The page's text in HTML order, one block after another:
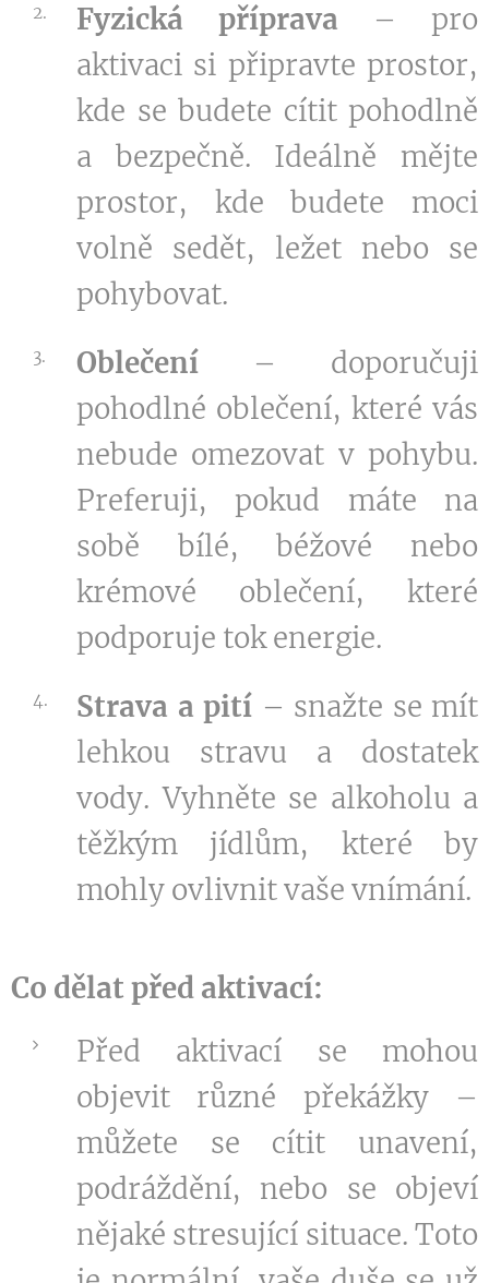
Fyzická příprava – pro
aktivaci si připravte prostor,
kde se budete cítit pohodlně
a bezpečně. Ideálně mějte
prostor, kde budete moci
volně sedět, ležet nebo se
pohybovat.
Oblečení – doporučuji
pohodlné oblečení, které vás
nebude omezovat v pohybu.
Preferuji, pokud máte na
sobě bílé, béžové nebo
krémové oblečení, které
podporuje tok energie.
Strava a pití – snažte se mít
lehkou stravu a dostatek
vody. Vyhněte se alkoholu a
těžkým jídlům, které by
mohly ovlivnit vaše vnímání.
Co dělat před aktivací:
Před aktivací se mohou
objevit různé překážky –
můžete se cítit unavení,
podráždění, nebo se objeví
nějaké stresující situace. Toto